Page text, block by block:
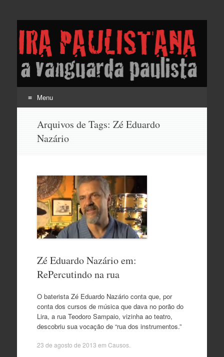
Lira Paulistana e a
vanguarda paulista
Menu
Arquivos de Tags: Zé Eduardo
Nazário
Zé Eduardo Nazário em:
RePercutindo na rua
O baterista Zé Eduardo Nazário conta que, por
conta dos cursos de música que dava no porão do
Lira, a rua Teodoro Sampaio, vizinha ao teatro,
descobriu sua vocação de “rua dos instrumentos.”
23 de agosto de 2013 em Causos.